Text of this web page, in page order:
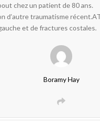
chez un patient de 80 ans.
d’autre traumatisme
et de fractures costales.
Boramy Hay